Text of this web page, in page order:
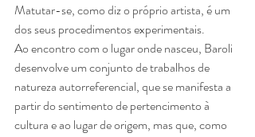
Matutar-se, como diz o próprio artista, é um
dos seus procedimentos experimentais.
Ao encontro com o lugar onde nasceu, Baroli
desenvolve um conjunto de trabalhos de
natureza autorreferencial, que se manifesta a
partir do sentimento de pertencimento à
cultura e ao lugar de origem, mas que, como